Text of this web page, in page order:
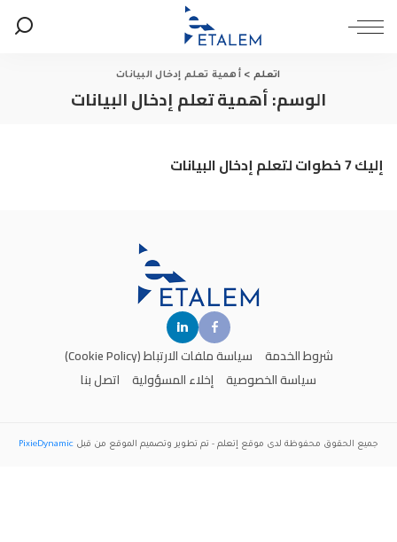
اتعلم > أهمية تعلم إدخال البيانات
الوسم:أهمية تعلم إدخال البيانات
إليك 7 خطوات لتعلم إدخال البيانات
شروط الخدمة سياسة ملفات الارتباط (Cookie Policy)
سياسة الخصوصية إخلاء المسؤولية اتصل بنا
جميع الحقوق محفوظة لدى موقع إتعلم - تم تطوير وتصميم الموقع من قبل PixieDynamic